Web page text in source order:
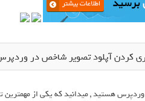
کردن آپلود تصویر شاخص در
هستید , میدانید که یکی از